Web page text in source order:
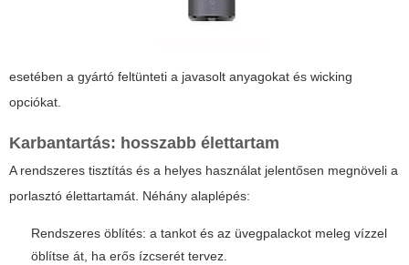
esetében a gyártó feltünteti a javasolt anyagokat és wicking
opciókat.
Karbantartás: hosszabb élettartam
A rendszeres tisztítás és a helyes használat jelentősen megnöveli a
porlasztó élettartamát. Néhány alaplépés:
Rendszeres öblítés: a tankot és az üvegpalackot meleg vízzel
öblítse át, ha erős ízcserét tervez.